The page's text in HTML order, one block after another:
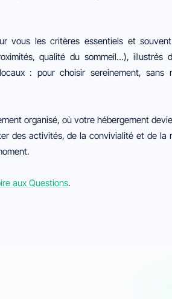
vous les critères essentiels et
qualité du sommeil…), illustrés
: pour choisir sereinement, sans
organisé, où votre hébergement
des activités, de la convivialité et de la
aux Questions.